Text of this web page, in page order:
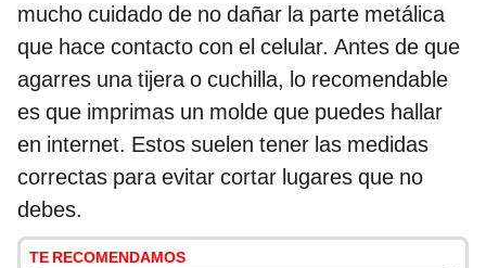
mucho cuidado de no dañar la parte metálica
que hace contacto con el celular. Antes de que
agarres una tijera o cuchilla, lo recomendable
es que imprimas un molde que puedes hallar
en internet. Estos suelen tener las medidas
correctas para evitar cortar lugares que no
debes.
TE RECOMENDAMOS